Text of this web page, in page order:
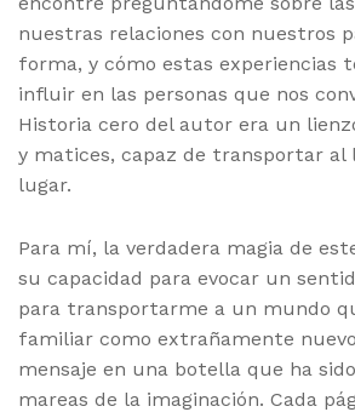
nuestras relaciones con nuestros
forma, y cómo estas experiencias
influir en las personas que nos
Historia cero del autor era un
y matices, capaz de transportar
lugar.
Para mí, la verdadera magia de
su capacidad para evocar un
para transportarme a un mundo
familiar como extrañamente
mensaje en una botella que ha
mareas de la imaginación. Cada